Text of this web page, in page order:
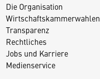
Die Organisation
Wirtschaftskammerwahlen
Transparenz
Rechtliches
Jobs und Karriere
Medienservice